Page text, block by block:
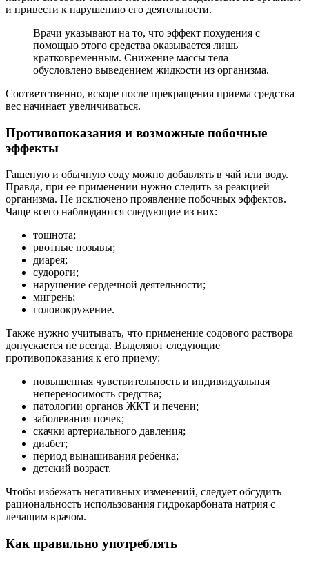
и привести к нарушению его деятельности.
Врачи указывают на то, что эффект похудения с
помощью этого средства оказывается лишь
кратковременным. Снижение массы тела
обусловлено выведением жидкости из организма.
Соответственно, вскоре после прекращения приема средства
вес начинает увеличиваться.
Противопоказания и возможные побочные
эффекты
Гашеную и обычную соду можно добавлять в чай или воду.
Правда, при ее применении нужно следить за реакцией
организма. Не исключено проявление побочных эффектов.
Чаще всего наблюдаются следующие из них:
тошнота;
рвотные позывы;
диарея;
судороги;
нарушение сердечной деятельности;
мигрень;
головокружение.
Также нужно учитывать, что применение содового раствора
допускается не всегда. Выделяют следующие
противопоказания к его приему:
повышенная чувствительность и индивидуальная
непереносимость средства;
патологии органов ЖКТ и печени;
заболевания почек;
скачки артериального давления;
диабет;
период вынашивания ребенка;
детский возраст.
Чтобы избежать негативных изменений, следует обсудить
рациональность использования гидрокарбоната натрия с
лечащим врачом.
Как правильно употреблять